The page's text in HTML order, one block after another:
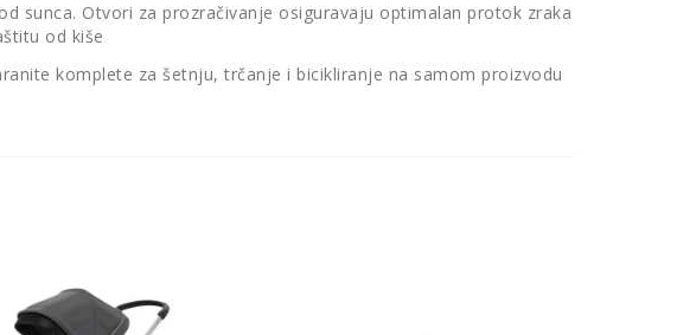
sunca. Otvori za prozračivanje osiguravaju optimalan protok zraka
od kiše
komplete za šetnju, trčanje i bicikliranje na samom proizvodu